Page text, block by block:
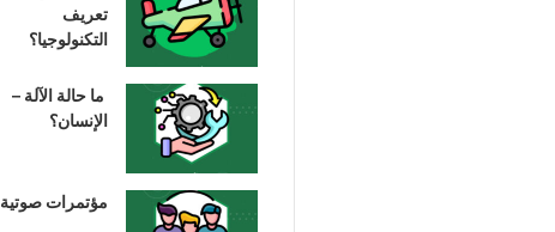
تعريف
التكنولوجيا؟
ما حالة الآلة –
الإنسان؟
مؤتمرات صوتية